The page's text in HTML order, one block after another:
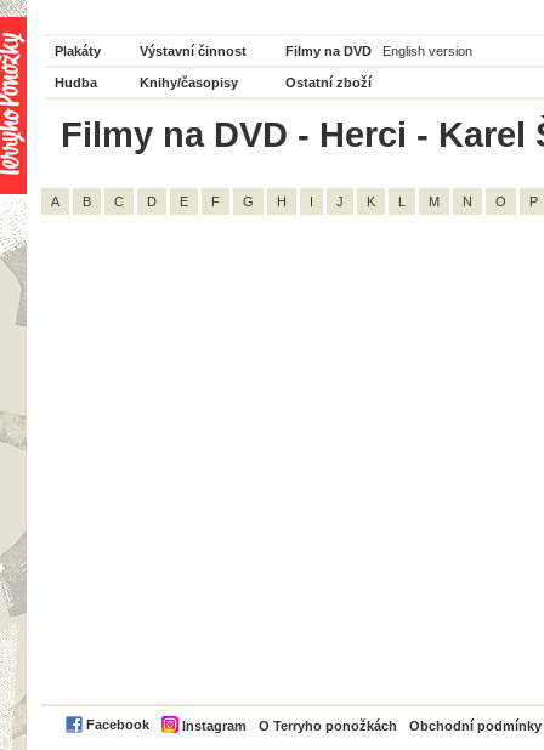
Plakáty Výstavní činnost Filmy na DVD English version
Hudba Knihy/časopisy Ostatní zboží
Filmy na DVD - Herci - Karel
A B C D E F G H I J K L M N O P
Facebook Instagram O Terryho ponožkách Obchodní podmínky
PayPal